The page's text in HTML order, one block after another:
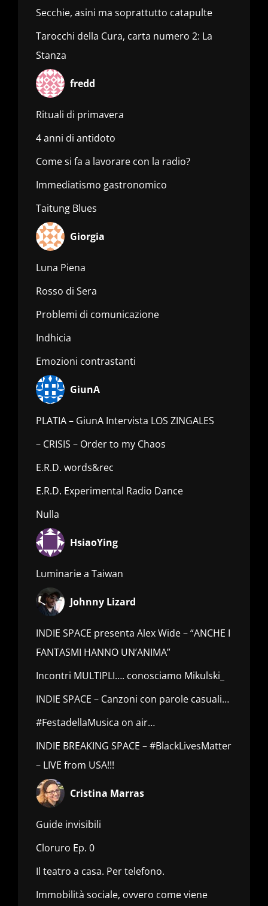
Secchie, asini ma soprattutto catapulte
Tarocchi della Cura, carta numero 2: La
Stanza
fredd
Rituali di primavera
4 anni di antidoto
Come si fa a lavorare con la radio?
Immediatismo gastronomico
Taitung Blues
Giorgia
Luna Piena
Rosso di Sera
Problemi di comunicazione
Indhicia
Emozioni contrastanti
GiunA
PLATIA – GiunA Intervista LOS ZINGALES
– CRISIS – Order to my Chaos
E.R.D. words&rec
E.R.D. Experimental Radio Dance
Nulla
HsiaoYing
Luminarie a Taiwan
Johnny Lizard
INDIE SPACE presenta Alex Wide – “ANCHE I
FANTASMI HANNO UN’ANIMA”
Incontri MULTIPLI…. conosciamo Mikulski_
INDIE SPACE – Canzoni con parole casuali…
#FestadellaMusica on air…
INDIE BREAKING SPACE – #BlackLivesMatter
– LIVE from USA!!!
Cristina Marras
Guide invisibili
Cloruro Ep. 0
Il teatro a casa. Per telefono.
Immobilità sociale, ovvero come viene